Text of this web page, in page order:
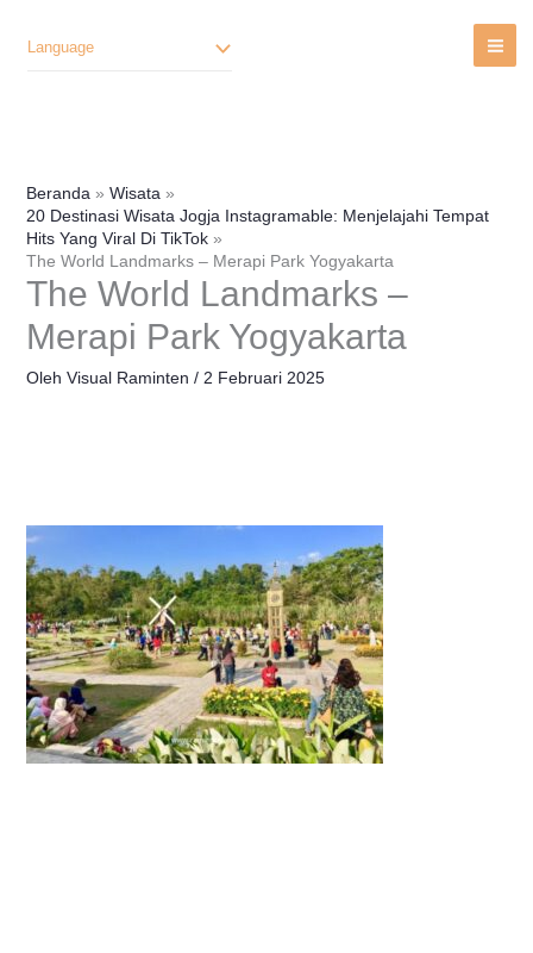
Language
Beranda
Wisata
20 Destinasi Wisata Jogja Instagramable: Menjelajahi Tempat
Hits Yang Viral Di TikTok
The World Landmarks – Merapi Park Yogyakarta
The World Landmarks –
Merapi Park Yogyakarta
Oleh Visual Raminten / 2 Februari 2025